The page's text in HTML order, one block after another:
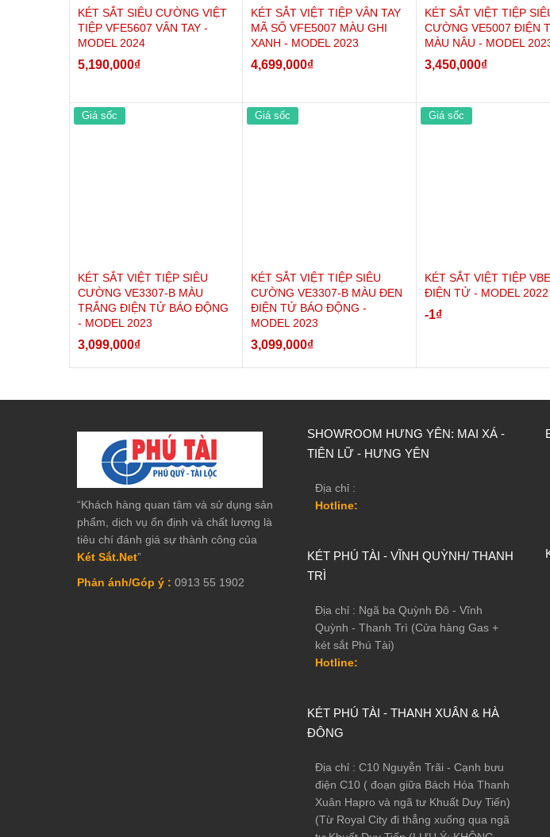
2. Ưu điểm nổi bật két sắt siêu cường Việt Tiệp VE5607
* Cấu tạo két sắt
Thân két và cánh cửa được làm từ 2 lớp thép không rỉ dày hơn 1.5 lần so với dòng
bằng bê tông chống cháy cao cấp. Toàn bộ được nhà máy sản xuất đúc thành 1 khối
đanh, chắc như được cấu tạo từ thép đặc 100%. Đặc biệt bo tròn 4 góc cạnh tạo
Điểm khác biệt lớn nhất là ở cánh cửa cấu tạo từ thép tấm dày 7ly với dàn chốt đặc
phá cho két sắt, cửa két được thiết kế bản lề chìm công nghệ mới, tạo thẩm mỹ
Nội thất bên trong két được thiết kế rất khoa học với 1 ngăn phụ có khóa chìa - nơi lý
Bên dưới là nơi bạn có thể cất giữ các loại giấy tờ rất thoải mái.
Bề mặt két được xử lý sơn 2 thành phần, màu sắc sơn vân búa rất bền màu đảm
KÉT SẮT SIÊU CƯỜNG VIỆT
TIỆP VFE5607 VÂN TAY -
MODEL 2024
5,190,000₫
KÉT SẮT VIỆT TIỆP VÂN TAY
MÃ SỐ VFE5007 MÀU GHI
XANH - MODEL 2023
4,699,000₫
KÉT SẮT VIỆT TIỆP
CƯỜNG VE5007 ĐIỆN
MÀU NÂU - MODEL
3,450,000₫
Giá sốc
KÉT SẮT VIỆT TIỆP SIÊU
CƯỜNG VE3307-B MÀU
TRẮNG ĐIỆN TỬ BÁO ĐỘNG
- MODEL 2023
3,099,000₫
Giá sốc
KÉT SẮT VIỆT TIỆP SIÊU
CƯỜNG VE3307-B MÀU ĐEN
ĐIỆN TỬ BÁO ĐỘNG -
MODEL 2023
3,099,000₫
Giá sốc
KÉT SẮT VIỆT TIỆP
ĐIỆN TỬ - MODEL 2022
-1₫
“Khách hàng quan tâm và sử dụng sản
phẩm, dịch vụ ổn định và chất lượng là
tiêu chí đánh giá sự thành công của
Két Sắt.Net”
Phản ánh/Góp ý : 0913 55 1902
SHOWROOM HƯNG YÊN: MAI XÁ -
TIÊN LỮ - HƯNG YÊN
Địa chỉ :
Hotline:
KÉT PHÚ TÀI - VĨNH QUỲNH/ THANH
TRÌ
Địa chỉ : Ngã ba Quỳnh Đô - Vĩnh
Quỳnh - Thanh Trì (Cửa hàng Gas +
két sắt Phú Tài)
Hotline:
KÉT PHÚ TÀI - THANH XUÂN & HÀ
ĐÔNG
Địa chỉ : C10 Nguyễn Trãi - Cạnh bưu
điện C10 ( đoạn giữa Bách Hóa Thanh
Xuân Hapro và ngã tư Khuất Duy Tiến)
(Từ Royal City đi thẳng xuống qua ngã